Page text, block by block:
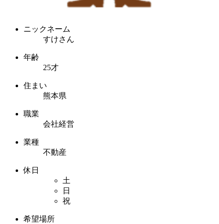
ニックネーム
すけさん
年齢
25才
住まい
熊本県
職業
会社経営
業種
不動産
休日
土
日
祝
希望場所